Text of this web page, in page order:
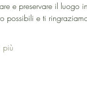
e preservare il
possibili e ti
più